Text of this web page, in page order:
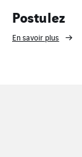
Postulez
En savoir plus